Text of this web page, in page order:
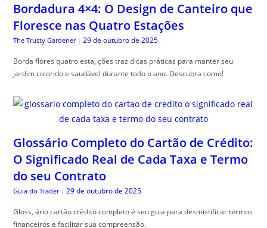
Bordadura 4×4: O Design de Canteiro que
Floresce nas Quatro Estações
The Trusty Gardener | 29 de outubro de 2025
Borda flores quatro esta, ções traz dicas práticas para manter seu
jardim colorido e saudável durante todo o ano. Descubra como!
Glossário Completo do Cartão de Crédito:
O Significado Real de Cada Taxa e Termo
do seu Contrato
Guia do Trader | 29 de outubro de 2025
Gloss, ário cartão crédito completo é seu guia para desmistificar termos
financeiros e facilitar sua compreensão.